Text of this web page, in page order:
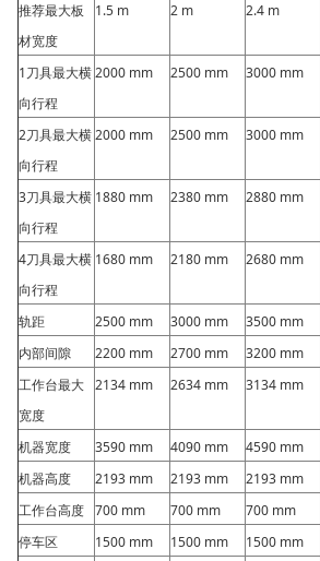
推荐最大板
材宽度
1.5 m 2 m 2.4 m
1刀具最大横
向行程
2000 mm 2500 mm 3000 mm
2刀具最大横
向行程
2000 mm 2500 mm 3000 mm
3刀具最大横
向行程
1880 mm 2380 mm 2880 mm
4刀具最大横
向行程
1680 mm 2180 mm 2680 mm
轨距 2500 mm 3000 mm 3500 mm
内部间隙
2200 mm 2700 mm 3200 mm
工作台最大
宽度
2134 mm 2634 mm 3134 mm
机器宽度 3590 mm 4090 mm 4590 mm
机器高度
2193 mm 2193 mm 2193 mm
工作台高度
700 mm 700 mm 700 mm
停车区
1500 mm 1500 mm 1500 mm